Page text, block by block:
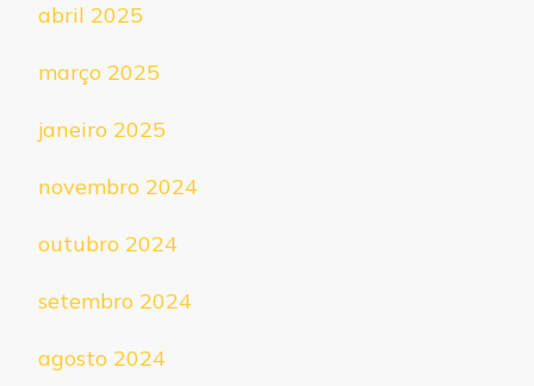
abril 2025
março 2025
janeiro 2025
novembro 2024
outubro 2024
setembro 2024
agosto 2024